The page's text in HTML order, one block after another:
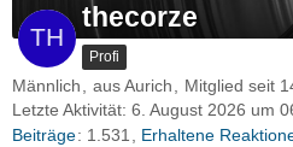
thecorze
Profi
Männlich aus Aurich
Mitglied seit
Letzte Aktivität: 6. August 2026 um
Beiträge
1.531 Erhaltene